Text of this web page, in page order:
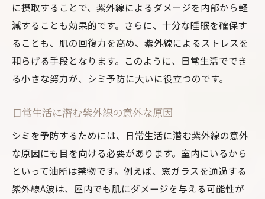
に摂取することで、紫外線によるダメージを内部から軽
減することも効果的です。さらに、十分な睡眠を確保す
ることも、肌の回復力を高め、紫外線によるストレスを
和らげる手段となります。このように、日常生活ででき
る小さな努力が、シミ予防に大いに役立つのです。
日常生活に潜む紫外線の意外な原因
シミを予防するためには、日常生活に潜む紫外線の意外
な原因にも目を向ける必要があります。室内にいるから
といって油断は禁物です。例えば、窓ガラスを通過する
紫外線A波は、屋内でも肌にダメージを与える可能性が